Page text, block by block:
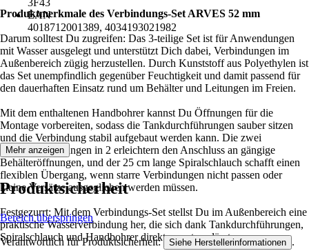
3F43
EAN
4018712001389, 4034193021982
Produktmerkmale des Verbindungs-Set ARVES 52 mm
Darum solltest Du zugreifen: Das 3-teilige Set ist für Anwendungen
mit Wasser ausgelegt und unterstützt Dich dabei, Verbindungen im
Außenbereich zügig herzustellen. Durch Kunststoff aus Polyethylen ist
das Set unempfindlich gegenüber Feuchtigkeit und damit passend für
den dauerhaften Einsatz rund um Behälter und Leitungen im Freien.
Mit dem enthaltenen Handbohrer kannst Du Öffnungen für die
Montage vorbereiten, sodass die Tankdurchführungen sauber sitzen
und die Verbindung stabil aufgebaut werden kann. Die zwei
Tankdurchführungen in 2 erleichtern den Anschluss an gängige
Behälteröffnungen, und der 25 cm lange Spiralschlauch schafft einen
flexiblen Übergang, wenn starre Verbindungen nicht passen oder
kleine Versätze ausgeglichen werden müssen.
Festgezurrt: Mit dem Verbindungs-Set stellst Du im Außenbereich eine
praktische Wasserverbindung her, die sich dank Tankdurchführungen,
Spiralschlauch und Handbohrer direkt umsetzen lässt.
Mehr anzeigen
Produktsicherheit
Bereich überspringen
Verantwortlich für Produktsicherheit: Siehe Herstellerinformationen .